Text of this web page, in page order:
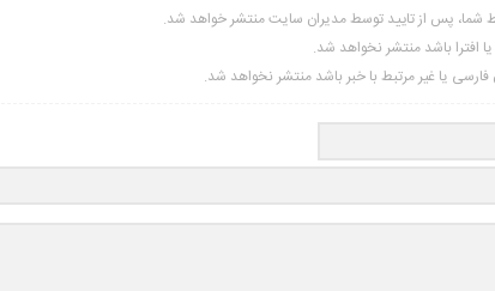
شما، پس از تایید توسط مدیران سایت منتشر خواهد شد.
افترا باشد منتشر نخواهد شد.
فارسی یا غیر مرتبط با خبر باشد منتشر نخواهد شد.